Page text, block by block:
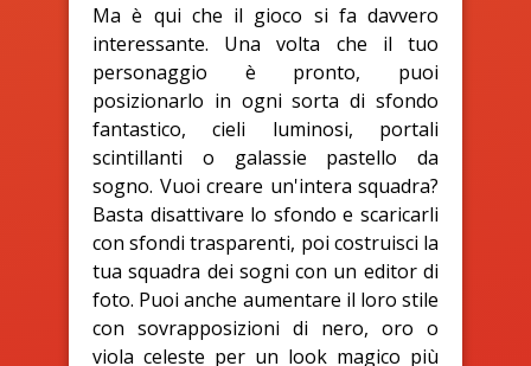
Ma è qui che il gioco si fa davvero
interessante. Una volta che il tuo
personaggio è pronto, puoi
posizionarlo in ogni sorta di sfondo
fantastico, cieli luminosi, portali
scintillanti o galassie pastello da
sogno. Vuoi creare un'intera squadra?
Basta disattivare lo sfondo e scaricarli
con sfondi trasparenti, poi costruisci la
tua squadra dei sogni con un editor di
foto. Puoi anche aumentare il loro stile
con sovrapposizioni di nero, oro o
viola celeste per un look magico più